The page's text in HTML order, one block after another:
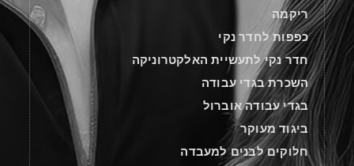
ריקמה
כפפות לחדר נקי
חדר נקי לתעשיית האלקטרוניקה
השכרת בגדי עבודה
בגדי עבודה אוברול
ביגוד מעוקר
חלוקים לבנים למעבדה